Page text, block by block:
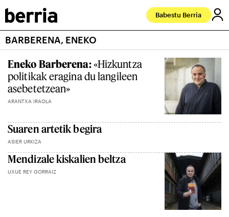
Babestu Berria
BARBERENA, ENEKO
Eneko Barberena:«Hizkuntza
politikak eragina du langileen
asebetetzean»
ARANTXA IRAOLA
Suaren artetik begira
ASIER URKIZA
Mendizale kiskalien beltza
UXUE REY GORRAIZ